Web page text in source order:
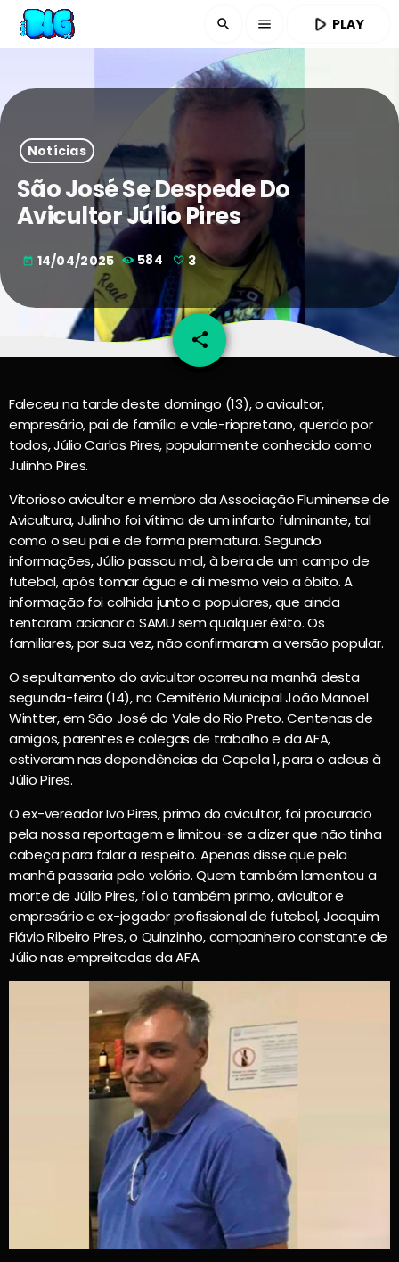
search menu play_arrow PLAY
Notícias
São José Se Despede Do
Avicultor Júlio Pires
today 14/04/2025 584 3
share
email
Faleceu na tarde deste domingo (13), o avicultor,
empresário, pai de família e vale-riopretano, querido por
todos, Júlio Carlos Pires, popularmente conhecido como
Julinho Pires.
Vitorioso avicultor e membro da Associação Fluminense de
Avicultura, Julinho foi vítima de um infarto fulminante, tal
como o seu pai e de forma prematura. Segundo
informações, Júlio passou mal, à beira de um campo de
futebol, após tomar água e ali mesmo veio a óbito. A
informação foi colhida junto a populares, que ainda
tentaram acionar o SAMU sem qualquer êxito. Os
familiares, por sua vez, não confirmaram a versão popular.
O sepultamento do avicultor ocorreu na manhã desta
segunda-feira (14), no Cemitério Municipal João Manoel
Wintter, em São José do Vale do Rio Preto. Centenas de
amigos, parentes e colegas de trabalho e da AFA,
estiveram nas dependências da Capela 1, para o adeus à
Júlio Pires.
O ex-vereador Ivo Pires, primo do avicultor, foi procurado
pela nossa reportagem e limitou-se a dizer que não tinha
cabeça para falar a respeito. Apenas disse que pela
manhã passaria pelo velório. Quem também lamentou a
morte de Júlio Pires, foi o também primo, avicultor e
empresário e ex-jogador profissional de futebol, Joaquim
Flávio Ribeiro Pires, o Quinzinho, companheiro constante de
Júlio nas empreitadas da AFA.